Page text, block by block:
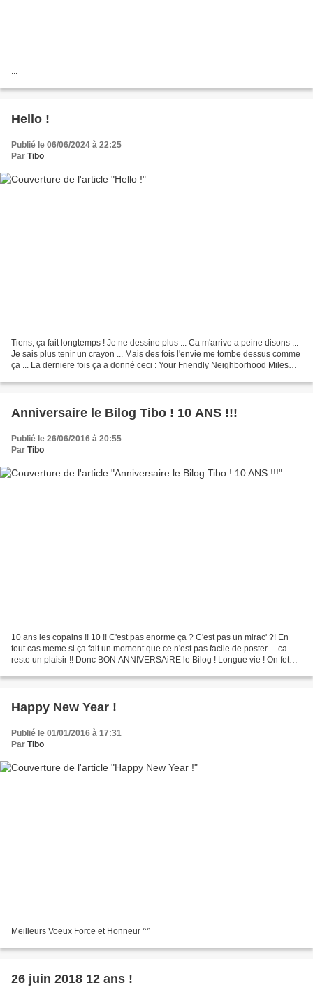
Hello !
Publié le 06/06/2024 à 22:25
Par Tibo
Tiens, ça fait longtemps ! Je ne dessine plus ... Ca m'arrive a peine disons ...
Je sais plus tenir un crayon ... Mais des fois l'envie me tombe dessus comme
ça ... La derniere fois ça a donné ceci : Your Friendly Neighborhood Miles
Anniversaire le Bilog Tibo ! 10 ANS !!!
Publié le 26/06/2016 à 20:55
Par Tibo
10 ans les copains !! 10 !! C'est pas enorme ça ? C'est pas un mirac' ?! En
tout cas meme si ça fait un moment que ce n'est pas facile de poster ... ca
reste un plaisir !! Donc BON ANNIVERSAiRE le Bilog ! Longue vie ! On fete
Happy New Year !
Publié le 01/01/2016 à 17:31
Par Tibo
Meilleurs Voeux Force et Honneur ^^
26 juin 2018 12 ans !